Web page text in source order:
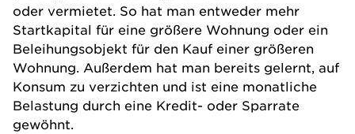
oder vermietet. So hat man entweder mehr
Startkapital für eine größere Wohnung oder ein
Beleihungsobjekt für den Kauf einer größeren
Wohnung. Außerdem hat man bereits gelernt, auf
Konsum zu verzichten und ist eine monatliche
Belastung durch eine Kredit- oder Sparrate
gewöhnt.